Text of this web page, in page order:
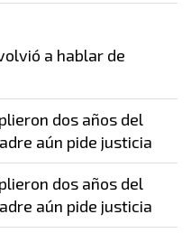
a hablar de
dos años del
aún pide justicia
dos años del
aún pide justicia